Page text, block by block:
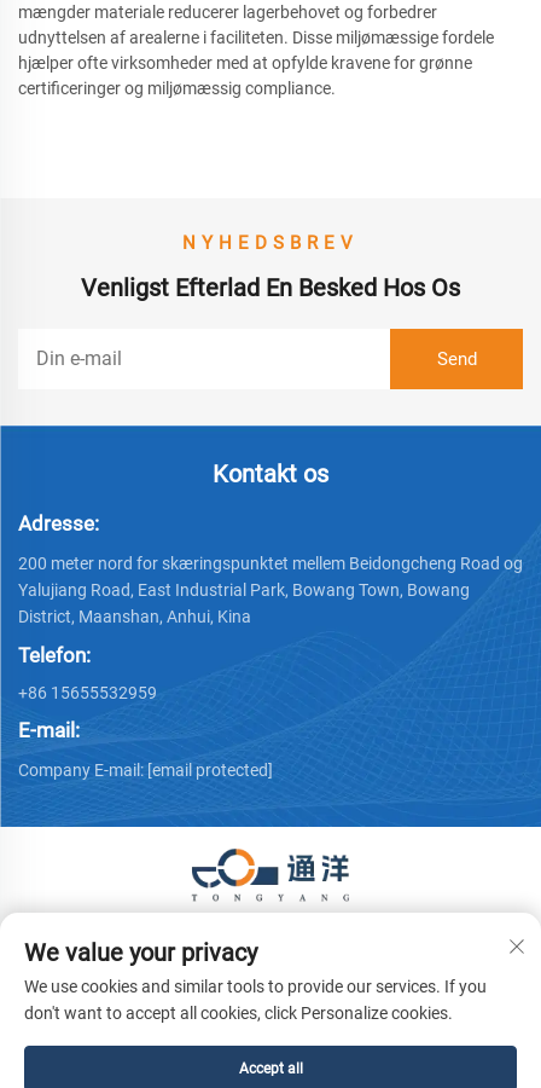
mængder materiale reducerer lagerbehovet og forbedrer
udnyttelsen af arealerne i faciliteten. Disse miljømæssige fordele
hjælper ofte virksomheder med at opfylde kravene for grønne
certificeringer og miljømæssig compliance.
NYHEDSBREV
Venligst Efterlad En Besked Hos Os
Kontakt os
Adresse:
200 meter nord for skæringspunktet mellem Beidongcheng Road og
Yalujiang Road, East Industrial Park, Bowang Town, Bowang
District, Maanshan, Anhui, Kina
Telefon:
+86 15655532959
E-mail:
Company E-mail: [email protected]
Copyright © 2026 Ma 'anshan Tongyang Machinery Equipment
Co., Ltd. Alle rettigheder forbeholdes.
We value your privacy
We use cookies and similar tools to provide our services. If you
don't want to accept all cookies, click Personalize cookies.
Accept all